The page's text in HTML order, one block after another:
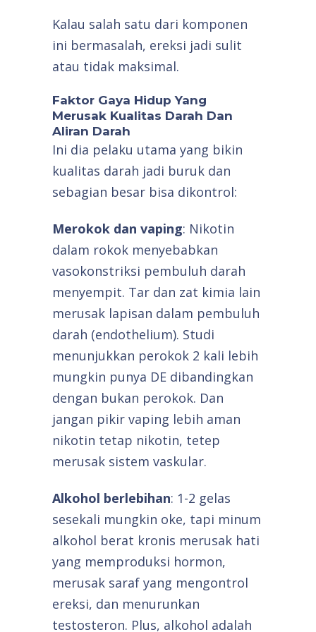
Kalau salah satu dari komponen
ini bermasalah, ereksi jadi sulit
atau tidak maksimal.
Faktor Gaya Hidup Yang
Merusak Kualitas Darah Dan
Aliran Darah
Ini dia pelaku utama yang bikin
kualitas darah jadi buruk dan
sebagian besar bisa dikontrol:
Merokok dan vaping: Nikotin
dalam rokok menyebabkan
vasokonstriksi pembuluh darah
menyempit. Tar dan zat kimia lain
merusak lapisan dalam pembuluh
darah (endothelium). Studi
menunjukkan perokok 2 kali lebih
mungkin punya DE dibandingkan
dengan bukan perokok. Dan
jangan pikir vaping lebih aman
nikotin tetap nikotin, tetep
merusak sistem vaskular.
Alkohol berlebihan: 1-2 gelas
sesekali mungkin oke, tapi minum
alkohol berat kronis merusak hati
yang memproduksi hormon,
merusak saraf yang mengontrol
ereksi, dan menurunkan
testosteron. Plus, alkohol adalah